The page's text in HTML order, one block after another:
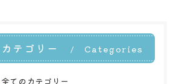
カテゴリー Categories
全てのカテゴリー